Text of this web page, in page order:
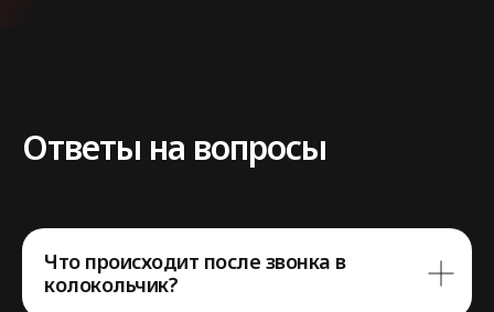
Ответы на вопросы
Что происходит после звонка в
колокольчик?